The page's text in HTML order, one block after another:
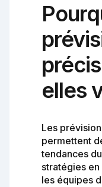
elles
Les
permettent
tendances
stratégies
les équipes